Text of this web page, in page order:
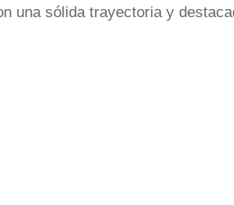
una sólida trayectoria y